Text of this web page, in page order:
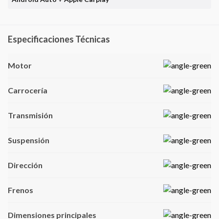
Especificaciones Técnicas
Motor
Carrocería
Transmisión
Suspensión
Dirección
Frenos
Dimensiones principales